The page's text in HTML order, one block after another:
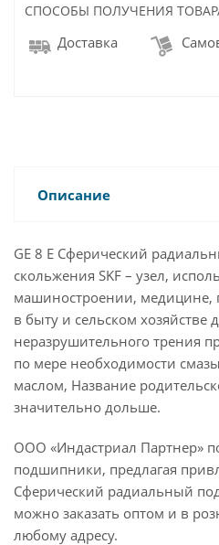
СПОСОБЫ ПОЛУЧЕНИЯ
Доставка
Описание
GE 8 E Сферический
скольжения SKF – узел,
машиностроении, медицине,
в быту и сельском хозяйстве
неразрушительного трения
по мере необходимости
маслом, Название
значительно дольше.
ООО «Индастриал Партнер»
подшипники, предлагая
Сферический радиальный
можно заказать оптом и в
любому адресу.